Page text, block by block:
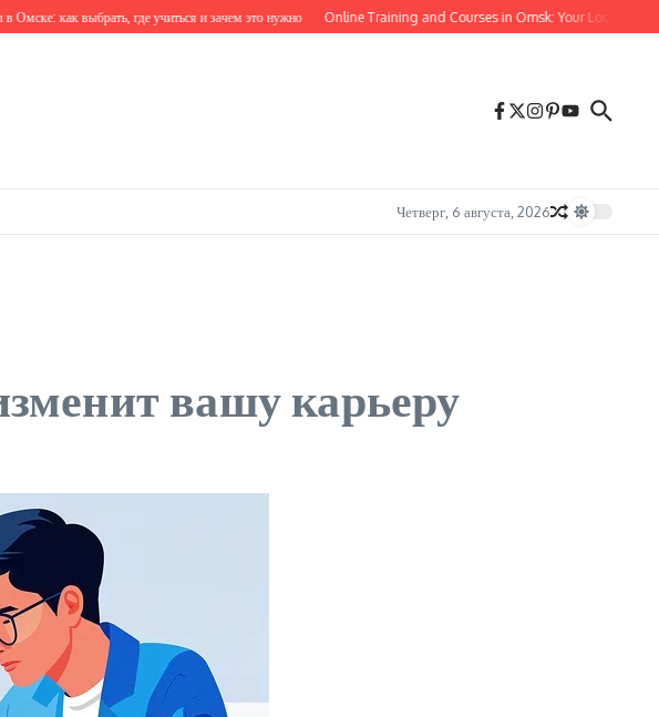
как выбрать, где учиться и зачем это нужно Online Training and Courses in Omsk: Your Local Guide
Четверг, 6 августа, 2026
вашу карьеру